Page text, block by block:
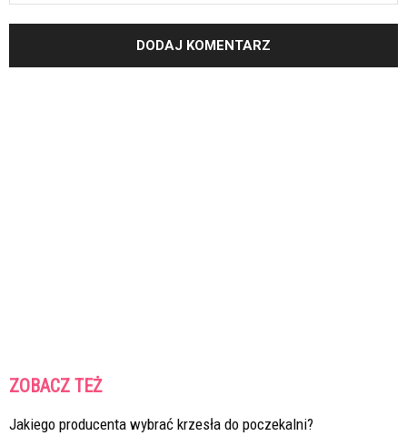
ZOBACZ TEŻ
Jakiego producenta wybrać krzesła do poczekalni?